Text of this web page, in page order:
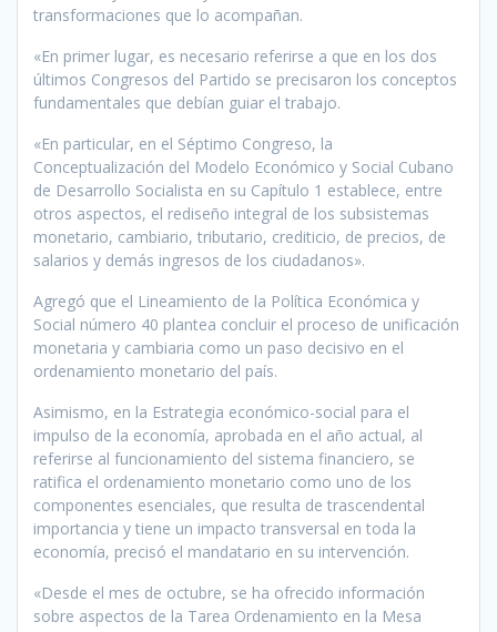
transformaciones que lo acompañan.
«En primer lugar, es necesario referirse a que en los dos
últimos Congresos del Partido se precisaron los conceptos
fundamentales que debían guiar el trabajo.
«En particular, en el Séptimo Congreso, la
Conceptualización del Modelo Económico y Social Cubano
de Desarrollo Socialista en su Capítulo 1 establece, entre
otros aspectos, el rediseño integral de los subsistemas
monetario, cambiario, tributario, crediticio, de precios, de
salarios y demás ingresos de los ciudadanos».
Agregó que el Lineamiento de la Política Económica y
Social número 40 plantea concluir el proceso de unificación
monetaria y cambiaria como un paso decisivo en el
ordenamiento monetario del país.
Asimismo, en la Estrategia económico-social para el
impulso de la economía, aprobada en el año actual, al
referirse al funcionamiento del sistema financiero, se
ratifica el ordenamiento monetario como uno de los
componentes esenciales, que resulta de trascendental
importancia y tiene un impacto transversal en toda la
economía, precisó el mandatario en su intervención.
«Desde el mes de octubre, se ha ofrecido información
sobre aspectos de la Tarea Ordenamiento en la Mesa